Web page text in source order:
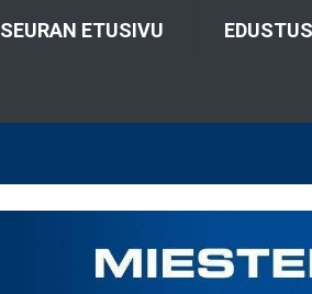
SEURAN ETUSIVU EDUSTUS